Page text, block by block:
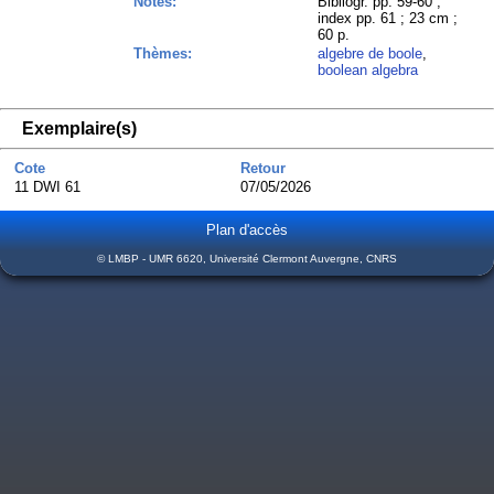
index pp. 61 ; 23 cm ;
60 p.
Thèmes:
algebre de boole,
boolean algebra
Exemplaire(s)
Cote
Retour
11 DWI 61
07/05/2026
Plan d'accès
© LMBP - UMR 6620, Université Clermont Auvergne, CNRS